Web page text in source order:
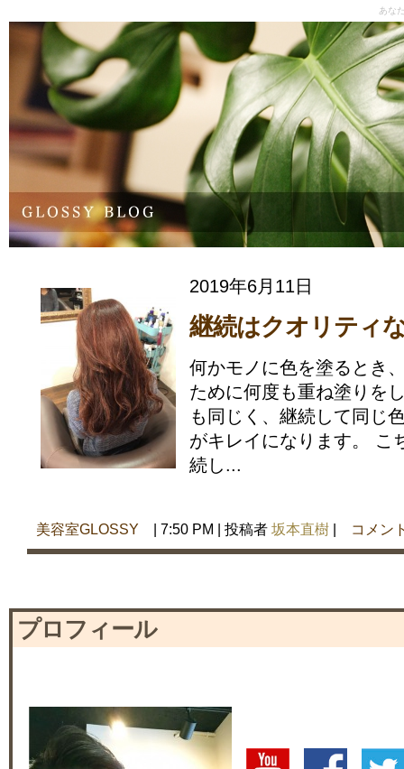
あな
2019年6月11日
継続はクオリティ
何かモノに色を塗るとき
ために何度も重ね塗りを
も同じく、継続して同じ
がキレイになります。 こ
続し...
美容室GLOSSY | 7:50 PM | 投稿者 坂本直樹 | コメン
プロフィール